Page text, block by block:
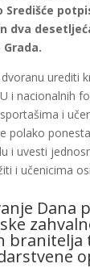
Središće
dva
urediti
i nacionalnih
i
polako
i uvesti
i učenicima
Dana
branitelja